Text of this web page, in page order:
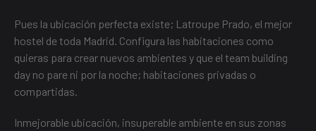
Pues la ubicación perfecta existe; Latroupe Prado, el mejor
hostel de toda Madrid. Configura las habitaciones como
quieras para crear nuevos ambientes y que el team building
day no pare ni por la noche; habitaciones privadas o
compartidas.
Inmejorable ubicación, insuperable ambiente en sus zonas